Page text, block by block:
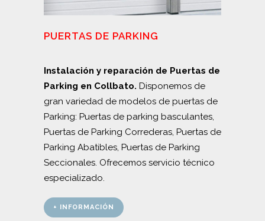
PUERTAS DE PARKING
Instalación y reparación de Puertas de
Parking en Collbato. Disponemos de
gran variedad de modelos de puertas de
Parking: Puertas de parking basculantes,
Puertas de Parking Correderas, Puertas de
Parking Abatibles, Puertas de Parking
Seccionales. Ofrecemos servicio técnico
especializado.
+ INFORMACIÓN